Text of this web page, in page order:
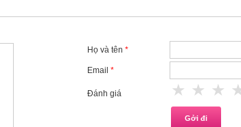
Họ và tên *
Email *
Đánh giá 2
1 star